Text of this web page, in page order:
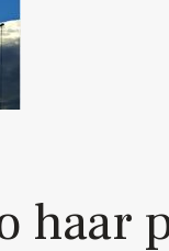
haar